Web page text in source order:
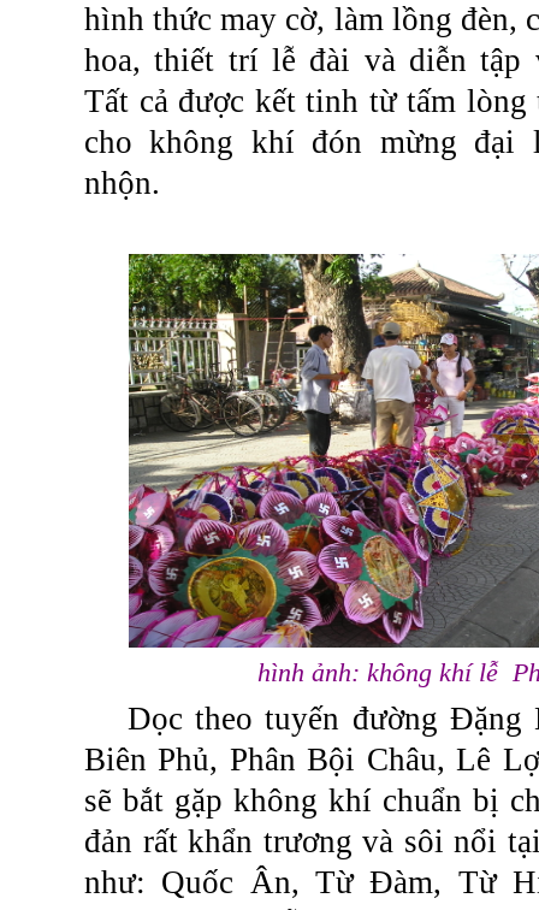
hình thức may cờ, làm lồng đèn,
hoa,thiết trí lễ đài và diễn tập
Tất cả được kết tinh từ tấm lòng
cho không khí đón mừng đại
nhộn.
hình ảnh: không khí lễ
Dọc theo tuyến đường Đặng
Biên Phủ, Phân Bội Châu,Lê
sẽ bắt gặp không khí chuẩn bị
đản rất khẩn trương và sôi nổi
như: Quốc Ân, Từ Đàm, Từ